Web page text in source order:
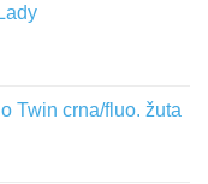
Twin crna/fluo. žuta